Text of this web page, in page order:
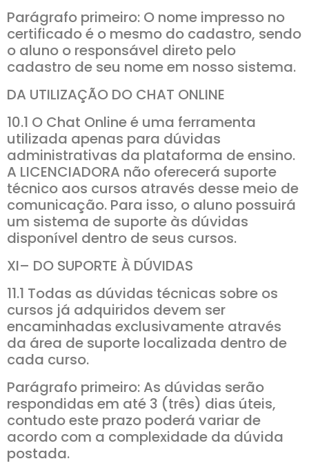
Parágrafo primeiro: O nome impresso no
certificado é o mesmo do cadastro, sendo
o aluno o responsável direto pelo
cadastro de seu nome em nosso sistema.
DA UTILIZAÇÃO DO CHAT ONLINE
10.1 O Chat Online é uma ferramenta
utilizada apenas para dúvidas
administrativas da plataforma de ensino.
A LICENCIADORA não oferecerá suporte
técnico aos cursos através desse meio de
comunicação. Para isso, o aluno possuirá
um sistema de suporte às dúvidas
disponível dentro de seus cursos.
XI– DO SUPORTE À DÚVIDAS
11.1 Todas as dúvidas técnicas sobre os
cursos já adquiridos devem ser
encaminhadas exclusivamente através
da área de suporte localizada dentro de
cada curso.
Parágrafo primeiro: As dúvidas serão
respondidas em até 3 (três) dias úteis,
contudo este prazo poderá variar de
acordo com a complexidade da dúvida
postada.